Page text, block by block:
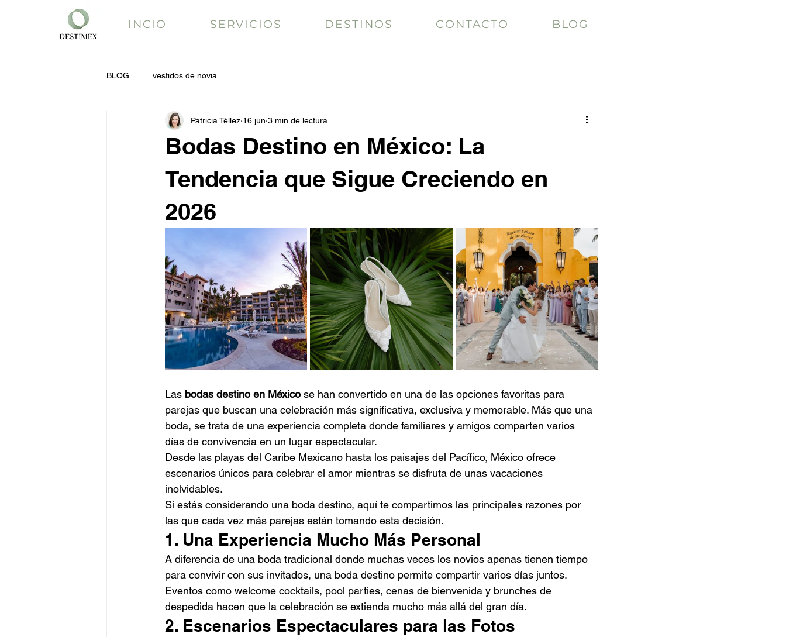
INCIO SERVICIOS DESTINOS CONTACTO BLOG
BLOG vestidos de novia
Bodas Destino en México: La
Tendencia que Sigue Creciendo en
2026
Patricia Téllez 16 jun 3 min de lectura
Las bodas destino en México se han convertido en una de las opciones favoritas para
parejas que buscan una celebración más significativa, exclusiva y memorable. Más que una
boda, se trata de una experiencia completa donde familiares y amigos comparten varios
días de convivencia en un lugar espectacular.
Desde las playas del Caribe Mexicano hasta los paisajes del Pacífico, México ofrece
escenarios únicos para celebrar el amor mientras se disfruta de unas vacaciones
inolvidables.
Si estás considerando una boda destino, aquí te compartimos las principales razones por
las que cada vez más parejas están tomando esta decisión.
1. Una Experiencia Mucho Más Personal
A diferencia de una boda tradicional donde muchas veces los novios apenas tienen tiempo
para convivir con sus invitados, una boda destino permite compartir varios días juntos.
Eventos como welcome cocktails, pool parties, cenas de bienvenida y brunches de
despedida hacen que la celebración se extienda mucho más allá del gran día.
2. Escenarios Espectaculares para las Fotos